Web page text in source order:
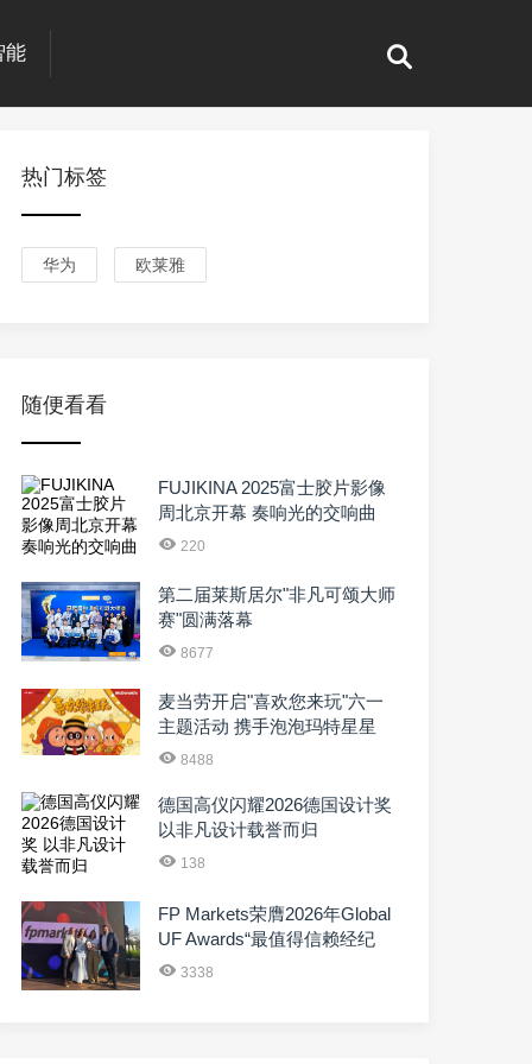
能
热门标签
华为 欧莱雅
随便看看
FUJIKINA 2025富士胶片影像
周北京开幕 奏响光的交响曲
220
第二届莱斯居尔"非凡可颂大师
赛"圆满落幕
8677
麦当劳开启"喜欢您来玩"六一
主题活动 携手泡泡玛特星星
人，打造充满想象的童趣体验
8488
德国高仪闪耀2026德国设计奖
以非凡设计载誉而归
138
FP Markets荣膺2026年Global
UF Awards“最值得信赖经纪
商” 3338